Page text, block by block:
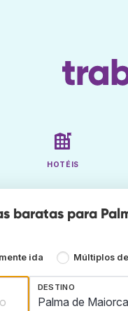
HOTÉIS
baratas para
ida Múltiplos
DESTINO